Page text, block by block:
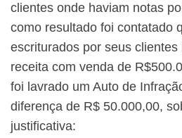
clientes onde haviam notas
como resultado foi contatado
escriturados por seus
receita com venda de
foi lavrado um Auto de
diferença de R$ 50.000,00,
justificativa: